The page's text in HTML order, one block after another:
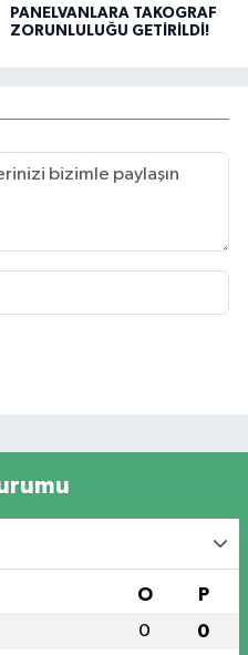
PANELVANLARA TAKOGRAF
ZORUNLULUĞU GETİRİLDİ!
O P
0 0